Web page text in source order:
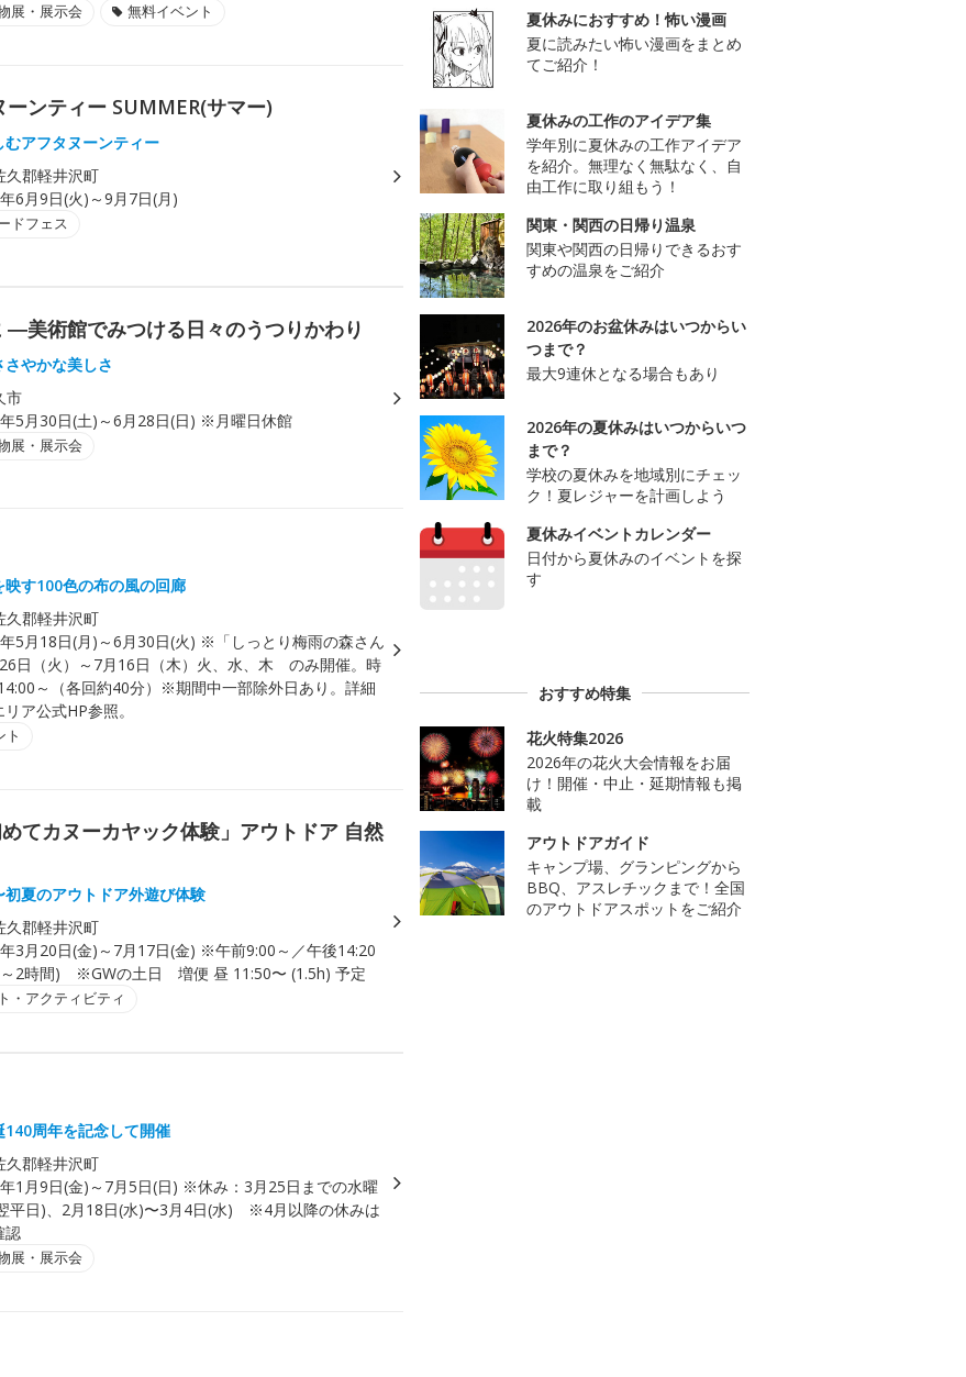
展・展示会 無料イベント
ンティー SUMMER(サマー)
むアフタヌーンティー
久郡軽井沢町
6月9日(火)～9月7日(月)
ドフェス
美術館でみつける日々のうつりかわり
やかな美しさ
市
5月30日(土)～6月28日(日) ※月曜日休館
展・展示会
す100色の布の風の回廊
久郡軽井沢町
5月18日(月)～6月30日(火) ※「しっとり梅雨の森さん
日（火）～7月16日（木）火、水、木 のみ開催。時
～（各回約40分）※期間中一部除外日あり。詳細
ア公式HP参照。
ト
てカヌーカヤック体験」アウトドア 自然
夏のアウトドア外遊び体験
久郡軽井沢町
3月20日(金)～7月17日(金) ※午前9:00～／午後14:20
2時間) ※GWの土日 増便 昼 11:50〜 (1.5h) 予定
・アクティビティ
140周年を記念して開催
久郡軽井沢町
1月9日(金)～7月5日(日) ※休み：3月25日までの水曜
平日)、2月18日(水)〜3月4日(水) ※4月以降の休みは
認
展・展示会
夏休みにおすすめ！怖い漫画
夏に読みたい怖い漫画をまとめ
てご紹介！
夏休みの工作のアイデア集
学年別に夏休みの工作アイデア
を紹介。無理なく無駄なく、自
由工作に取り組もう！
関東・関西の日帰り温泉
関東や関西の日帰りできるおす
すめの温泉をご紹介
2026年のお盆休みはいつからい
つまで？
最大9連休となる場合もあり
2026年の夏休みはいつからいつ
まで？
学校の夏休みを地域別にチェッ
ク！夏レジャーを計画しよう
夏休みイベントカレンダー
日付から夏休みのイベントを探
す
おすすめ特集
花火特集2026
2026年の花火大会情報をお届
け！開催・中止・延期情報も掲
載
アウトドアガイド
キャンプ場、グランピングから
BBQ、アスレチックまで！全国
のアウトドアスポットをご紹介